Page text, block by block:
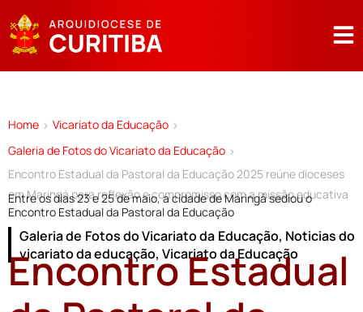
Home > Vicariato da Educação >
Galeria de Fotos do Vicariato da Educação >
Encontro Estadual da Pastoral da Educação 2025 reúne dioceses
em Maringá para reflexão e compromisso com a missão educativa
Entre os dias 23 e 25 de maio, a cidade de Maringá sediou o
Encontro Estadual da Pastoral da Educação
Galeria de Fotos do Vicariato da Educação, Noticias do
vicariato da educação, Vicariato da Educação
Encontro Estadual